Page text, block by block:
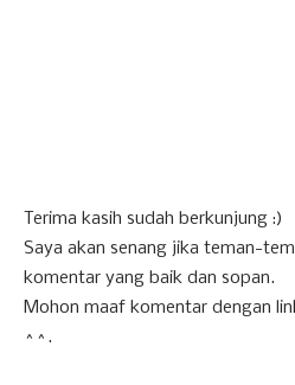
Terima kasih sudah berkunjung :)
Saya akan senang jika teman-
komentar yang baik dan sopan.
Mohon maaf komentar dengan
^^.